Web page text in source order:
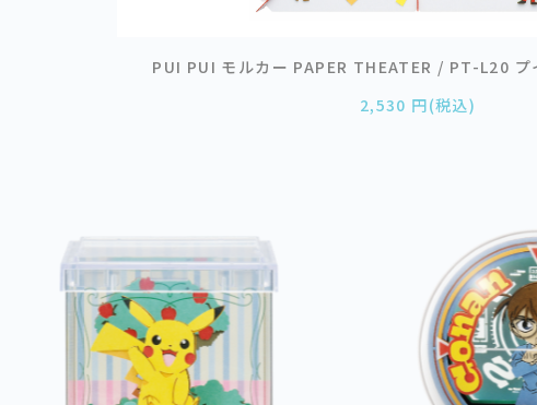
PUI PUI モルカー PAPER THEATER / PT-L20 プ
2,530 円(税込)